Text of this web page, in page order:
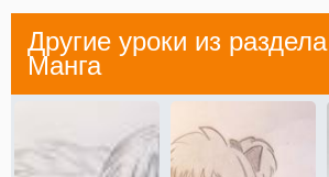
Другие уроки из раздела
Манга